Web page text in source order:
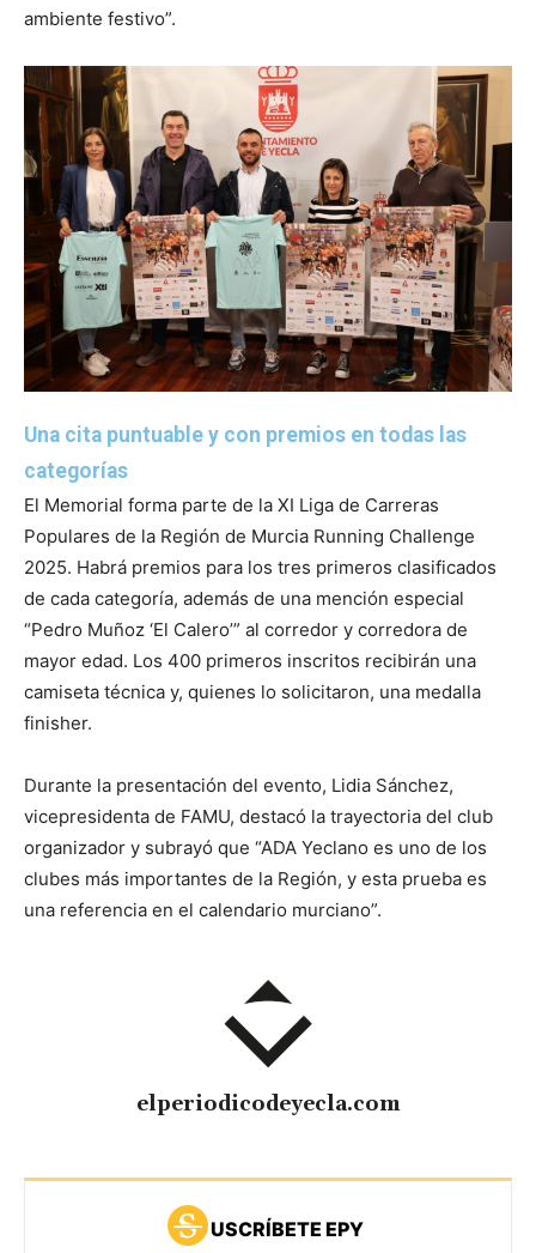
ambiente festivo”.
Una cita puntuable y con premios en todas las
categorías
El Memorial forma parte de la XI Liga de Carreras
Populares de la Región de Murcia Running Challenge
2025. Habrá premios para los tres primeros clasificados
de cada categoría, además de una mención especial
“Pedro Muñoz ‘El Calero’” al corredor y corredora de
mayor edad. Los 400 primeros inscritos recibirán una
camiseta técnica y, quienes lo solicitaron, una medalla
finisher.
Durante la presentación del evento, Lidia Sánchez,
vicepresidenta de FAMU, destacó la trayectoria del club
organizador y subrayó que “ADA Yeclano es uno de los
clubes más importantes de la Región, y esta prueba es
una referencia en el calendario murciano”.
elperiodicodeyecla.com
USCRÍBETE EPY